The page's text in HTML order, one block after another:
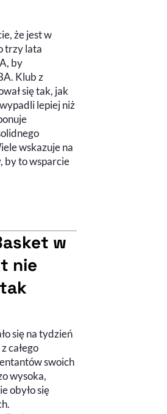
że jest w
trzy lata
by
Klub z
się tak, jak
lepiej niż
wskazuje na
by to wsparcie
w
nie
się na tydzień
całego
swoich
wysoka,
obyło się